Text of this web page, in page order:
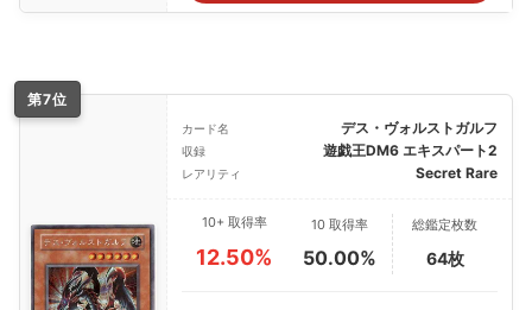
第7位
カード名 デス・ヴォルストガルフ
収録 遊戯王DM6 エキスパート2
レアリティ Secret Rare
10+ 取得率
12.50%
10 取得率
50.00%
総鑑定枚数
64枚